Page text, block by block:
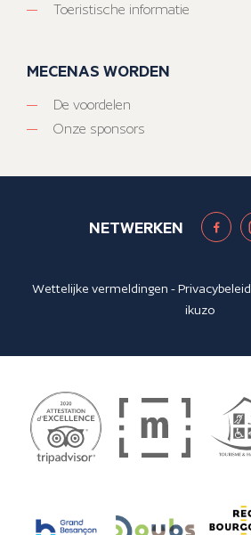
Toeristische informatie
MECENAS WORDEN
De voordelen
Onze sponsors
NETWERKEN
Wettelijke vermeldingen -Privacybeleid
ikuzo